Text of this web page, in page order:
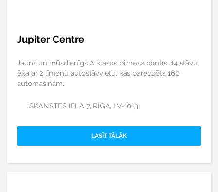
Jupiter Centre
Jauns un mūsdienīgs A klases biznesa centrs. 14 stāvu
ēka ar 2 līmeņu autostāvvietu, kas paredzēta 160
automašīnām.
SKANSTES IELA 7, RĪGA, LV-1013
LASĪT TĀLĀK